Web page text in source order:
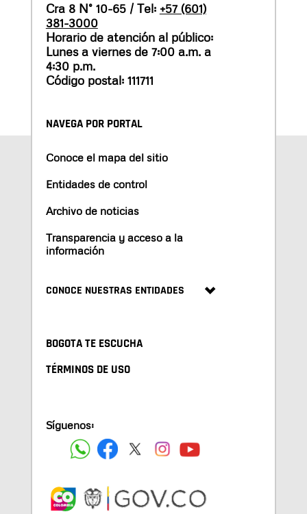
Cra 8 N° 10-65 / Tel: +57 (601)
381-3000
Horario de atención al público:
Lunes a viernes de 7:00 a.m. a
4:30 p.m.
Código postal: 111711
NAVEGA POR PORTAL
Conoce el mapa del sitio
Entidades de control
Archivo de noticias
Transparencia y acceso a la
información
CONOCE NUESTRAS ENTIDADES
BOGOTA TE ESCUCHA
TÉRMINOS DE USO
Síguenos: